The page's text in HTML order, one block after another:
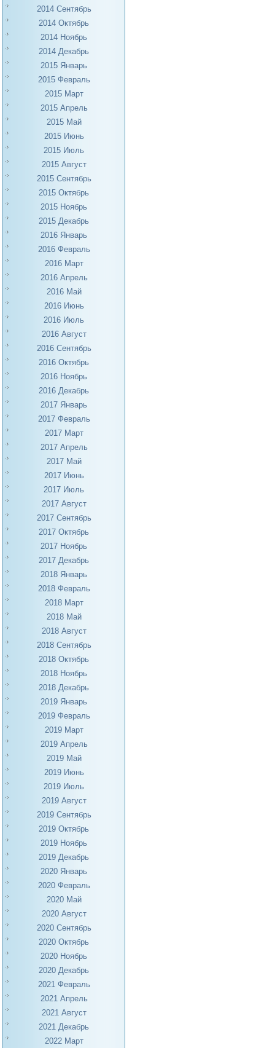
2014 Сентябрь
2014 Октябрь
2014 Ноябрь
2014 Декабрь
2015 Январь
2015 Февраль
2015 Март
2015 Апрель
2015 Май
2015 Июнь
2015 Июль
2015 Август
2015 Сентябрь
2015 Октябрь
2015 Ноябрь
2015 Декабрь
2016 Январь
2016 Февраль
2016 Март
2016 Апрель
2016 Май
2016 Июнь
2016 Июль
2016 Август
2016 Сентябрь
2016 Октябрь
2016 Ноябрь
2016 Декабрь
2017 Январь
2017 Февраль
2017 Март
2017 Апрель
2017 Май
2017 Июнь
2017 Июль
2017 Август
2017 Сентябрь
2017 Октябрь
2017 Ноябрь
2017 Декабрь
2018 Январь
2018 Февраль
2018 Март
2018 Май
2018 Август
2018 Сентябрь
2018 Октябрь
2018 Ноябрь
2018 Декабрь
2019 Январь
2019 Февраль
2019 Март
2019 Апрель
2019 Май
2019 Июнь
2019 Июль
2019 Август
2019 Сентябрь
2019 Октябрь
2019 Ноябрь
2019 Декабрь
2020 Январь
2020 Февраль
2020 Май
2020 Август
2020 Сентябрь
2020 Октябрь
2020 Ноябрь
2020 Декабрь
2021 Февраль
2021 Апрель
2021 Август
2021 Декабрь
2022 Март